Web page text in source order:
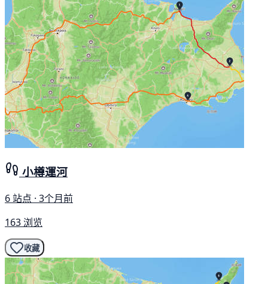
小樽運河
6 站点 · 3个月前
163 浏览
收藏